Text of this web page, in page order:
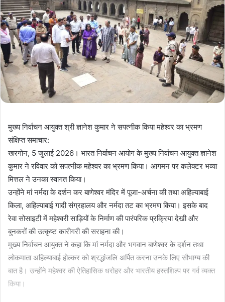
मुख्य निर्वाचन आयुक्त श्री ज्ञानेश कुमार ने सपत्नीक किया महेश्वर का भ्रमण
संक्षिप्त समाचार:
खरगोन, 5 जुलाई 2026। भारत निर्वाचन आयोग के मुख्य निर्वाचन आयुक्त ज्ञानेश
कुमार ने रविवार को सपत्नीक महेश्वर का भ्रमण किया। आगमन पर कलेक्टर भव्या
मित्तल ने उनका स्वागत किया।
उन्होंने मां नर्मदा के दर्शन कर बाणेश्वर मंदिर में पूजा-अर्चना की तथा अहिल्याबाई
किला, अहिल्याबाई गादी संग्रहालय और नर्मदा तट का भ्रमण किया। इसके बाद
रेवा सोसाइटी में महेश्वरी साड़ियों के निर्माण की पारंपरिक प्रक्रिया देखी और
बुनकरों की उत्कृष्ट कारीगरी की सराहना की।
मुख्य निर्वाचन आयुक्त ने कहा कि मां नर्मदा और भगवान बाणेश्वर के दर्शन तथा
लोकमाता अहिल्याबाई होल्कर को श्रद्धांजलि अर्पित करना उनके लिए सौभाग्य की
बात है। उन्होंने महेश्वर की ऐतिहासिक धरोहर और भारतीय हस्तशिल्प पर गर्व व्यक्त
किया।